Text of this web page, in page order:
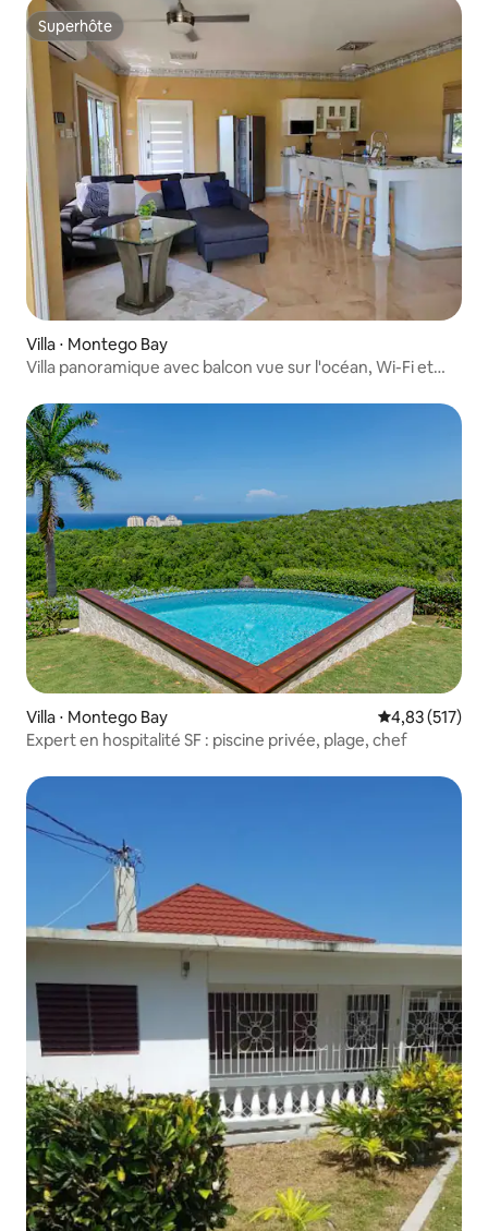
Superhôte
Superhôte
Villa ⋅ Montego Bay
Villa panoramique avec balcon vue sur l'océan, Wi-Fi et
Villa ⋅ Montego Bay Évaluation
4,83 (517)
Expert en hospitalité SF : piscine privée, plage, chef